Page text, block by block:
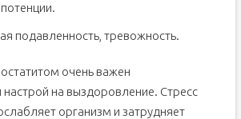
подавленность, тревожность.
очень важен
настрой на выздоровление. Стресс
организм и затрудняет